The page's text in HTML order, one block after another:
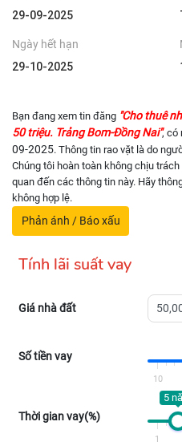
29-09-2025
Ngày hết hạn
29-10-2025
Bạn đang xem tin đăng "Cho thuê
50 triệu. Trảng Bom-Đồng Nai", có
09-2025. Thông tin rao vặt là do
Chúng tôi hoàn toàn không chịu
quan đến các thông tin này. Hãy
không hợp lệ.
Phản ánh / Báo xấu
Tính lãi suất vay
Giá nhà đất
Số tiền vay
10
Thời gian vay(%)
5
1